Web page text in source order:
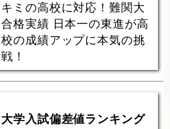
キミの高校に対応！難関大
合格実績 日本一の東進が高
校の成績アップに本気の挑
戦！
大学入試偏差値ランキング